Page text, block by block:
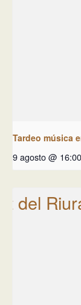
Tardeo música
9 agosto @ 16:00